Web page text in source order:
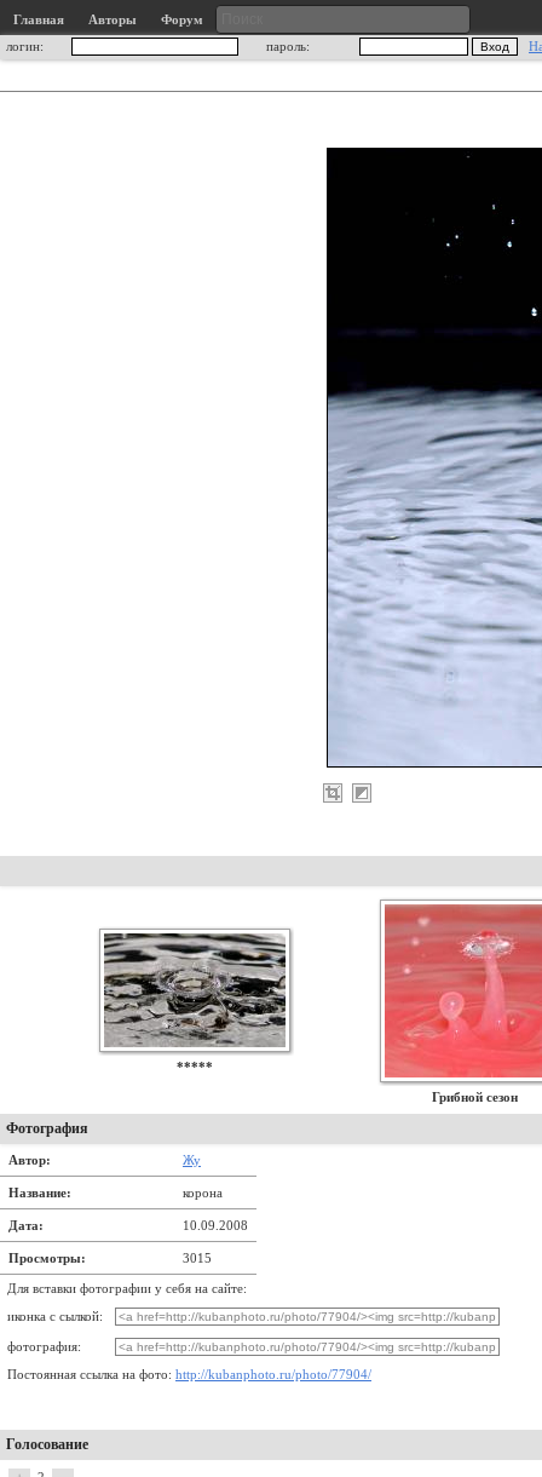
Главная Авторы
Форум
логин:
пароль:
*****
Грибной сезон
Фотография
Автор: Жу
Название: корона
Дата: 10.09.2008
Просмотры: 3015
Для вставки фотографии у себя на сайте:
иконка с сылкой:
фотография:
Постоянная ссылка на фото: http://kubanphoto.ru/photo/77904/
Голосование